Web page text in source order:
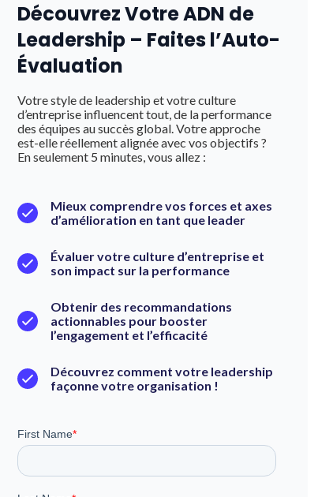
Découvrez Votre ADN de
Leadership – Faites l’Auto-
Évaluation
Votre style de leadership et votre culture
d’entreprise influencent tout, de la performance
des équipes au succès global. Votre approche
est-elle réellement alignée avec vos objectifs ?
En seulement 5 minutes, vous allez :
Mieux comprendre vos forces et axes
d’amélioration en tant que leader
Évaluer votre culture d’entreprise et
son impact sur la performance
Obtenir des recommandations
actionnables pour booster
l’engagement et l’efficacité
Découvrez comment votre leadership
façonne votre organisation !